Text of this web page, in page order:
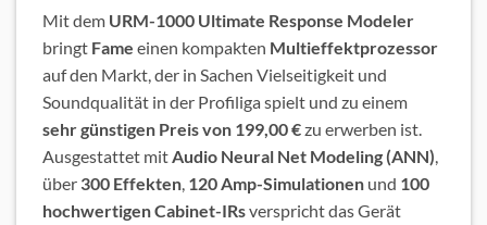
Mit dem URM-1000 Ultimate Response Modeler
bringt Fame einen kompakten Multieffektprozessor
auf den Markt, der in Sachen Vielseitigkeit und
Soundqualität in der Profiliga spielt und zu einem
sehr günstigen Preis von 199,00 €zu erwerben ist.
Ausgestattet mitAudio Neural Net Modeling (ANN),
über 300 Effekten, 120 Amp-Simulationen und 100
hochwertigen Cabinet-IRsverspricht das Gerät